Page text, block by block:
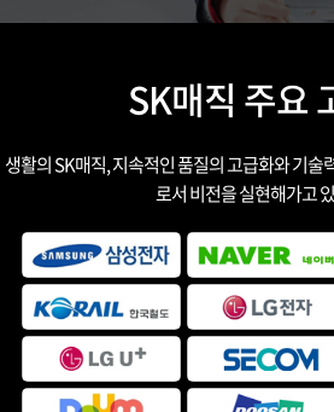
SK매직 주요
생활의 SK매직, 지속적인 품질의 고급화와 기술
로서 비전을 실현해가고